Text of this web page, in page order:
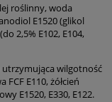
roślinny, woda
E1520 (glikol
2,5% E102, E104,
utrzymująca wilgotność
E110, żółcień
E1520, E330, E122.